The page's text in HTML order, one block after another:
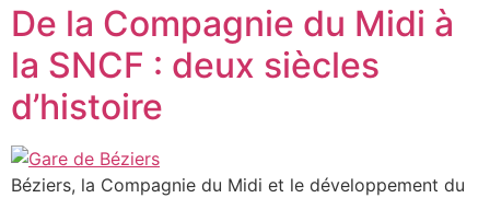
De la Compagnie du Midi à
la SNCF : deux siècles
d’histoire
Béziers, la Compagnie du Midi et le développement du